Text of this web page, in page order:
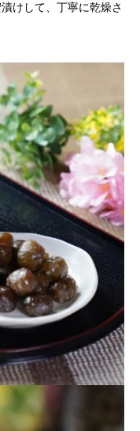
けして、丁寧に乾燥さ